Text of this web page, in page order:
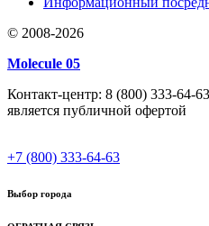
© 2008-2026
Molecule 05
Контакт-центр: 8 (800) 333-64-
является публичной офертой
+7 (800) 333-64-63
Выбор города